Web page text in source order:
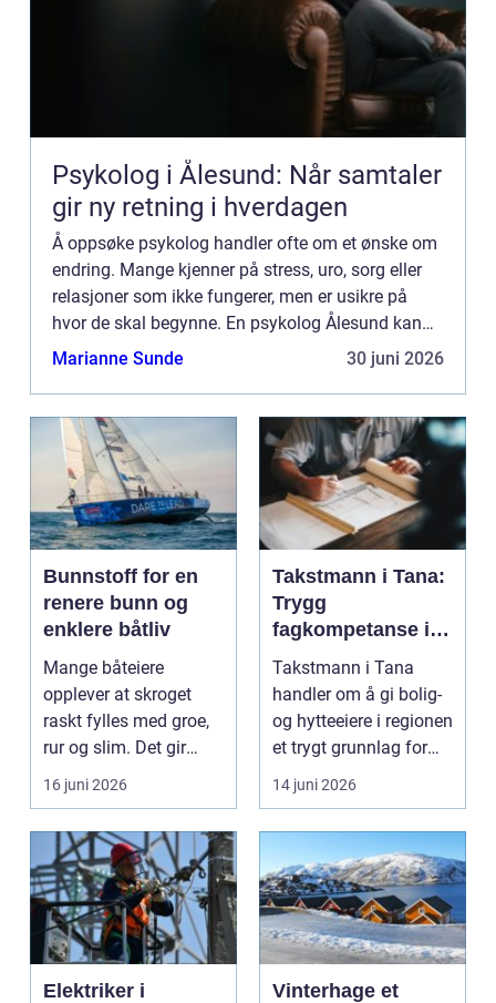
Psykolog i Ålesund: Når samtaler
gir ny retning i hverdagen
Å oppsøke psykolog handler ofte om et ønske om
endring. Mange kjenner på stress, uro, sorg eller
relasjoner som ikke fungerer, men er usikre på
hvor de skal begynne. En psykolog Ålesund kan
hjelpe med å sor...
Marianne Sunde 30 juni 2026
Bunnstoff for en
renere bunn og
enklere båtliv
Mange båteiere
opplever at skroget
raskt fylles med groe,
rur og slim. Det gir
tregere båt, høyere d...
16 juni 2026
Takstmann i Tana:
Trygg
fagkompetanse i
Øst-Finnmark
Takstmann i Tana
handler om å gi bolig-
og hytteeiere i regionen
et trygt grunnlag for
store &...
14 juni 2026
Elektriker i
Vinterhage et